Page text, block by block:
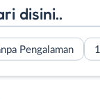
Pengalaman